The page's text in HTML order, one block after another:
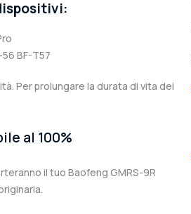
BF-T57
Per prolungare la durata di vita dei
al 100%
il tuo Baofeng GMRS-9R